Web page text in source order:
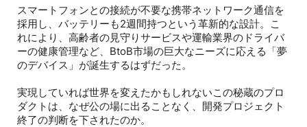
スマートフォンとの接続が不要な携帯ネットワーク通信を
採用し、バッテリーも2週間持つという革新的な設計。こ
れにより、高齢者の見守りサービスや運輸業界のドライバ
ーの健康管理など、BtoB市場の巨大なニーズに応える「夢
のデバイス」が誕生するはずだった。
実現していれば世界を変えたかもしれないこの秘蔵のプロ
ダクトは、なぜ公の場に出ることなく、開発プロジェクト
終了の判断を下されたのか。